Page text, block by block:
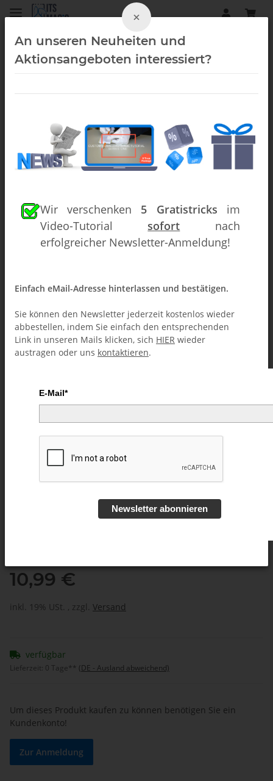
Kartentricks (Downloads)
Hugard & Conjuring Arts
Research Center - eBook
DOWNLOAD
10,99 €
inkl. 19% USt. , zzgl. Versand
verfügbar
Lieferzeit: 0 Tage** (DE - Ausland abweichend)
Um dieses Produkt kaufen zu können benötigen Sie ein
Kundenkonto!
Zur Anmeldung
×
An unseren Neuheiten und
Aktionsangeboten interessiert?
Wir verschenken 5 Gratistricks im
Video-Tutorial sofort nach
erfolgreicher Newsletter-Anmeldung!
Einfach eMail-Adresse hinterlassen und bestätigen.
Sie können den Newsletter jederzeit kostenlos wieder
abbestellen, indem Sie einfach den entsprechenden
Link in unseren Mails klicken, sich HIER wieder
austragen oder uns kontaktieren.
E-Mail*
Newsletter abonnieren